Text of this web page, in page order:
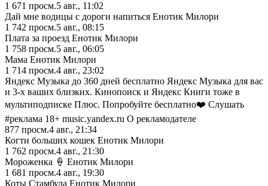
1 671 просм.5 авг., 11:02
Дай мне водицы с дороги напиться Енотик Милори
1 742 просм.5 авг., 08:15
Плата за проезд Енотик Милори
1 758 просм.5 авг., 06:05
Мама Енотик Милори
1 714 просм.4 авг., 23:02
Яндекс Музыка до 360 дней бесплатно Яндекс Музыка для вас
и 3-х ваших близких. Кинопоиск и Яндекс Книги тоже в
мультиподписке Плюс. Попробуйте бесплатно❤️ Слушать
#реклама 18+ music.yandex.ru О рекламодателе
877 просм.4 авг., 21:34
Когти больших кошек Енотик Милори
1 762 просм.4 авг., 21:30
Мороженка 🍦 Енотик Милори
1 681 просм.4 авг., 19:30
Коты Стамбула Енотик Милори